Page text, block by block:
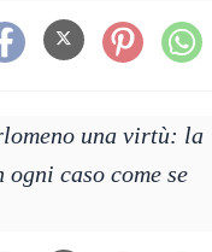
una virtù: la
caso come se